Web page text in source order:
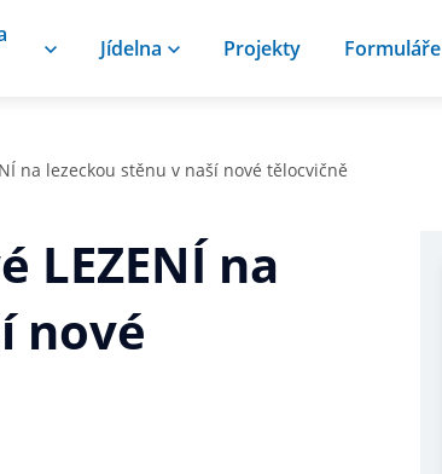
Jídelna Projekty Formuláře
na lezeckou stěnu v naší nové tělocvičně
LEZENÍ na
nové